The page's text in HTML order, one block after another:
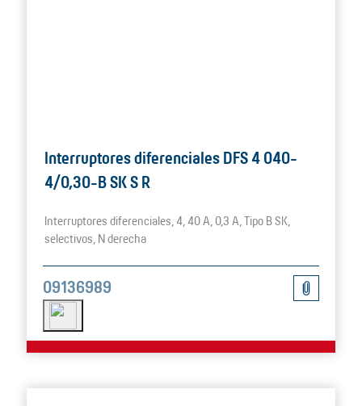
Interruptores diferenciales DFS 4 040-
4/0,30-B SK S R
Interruptores diferenciales, 4, 40 A, 0,3 A, Tipo B SK,
selectivos, N derecha
09136989